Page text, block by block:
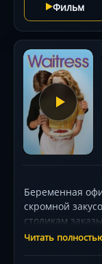
Фильм
Беременная
скромной
столикам
рецепты
Читать